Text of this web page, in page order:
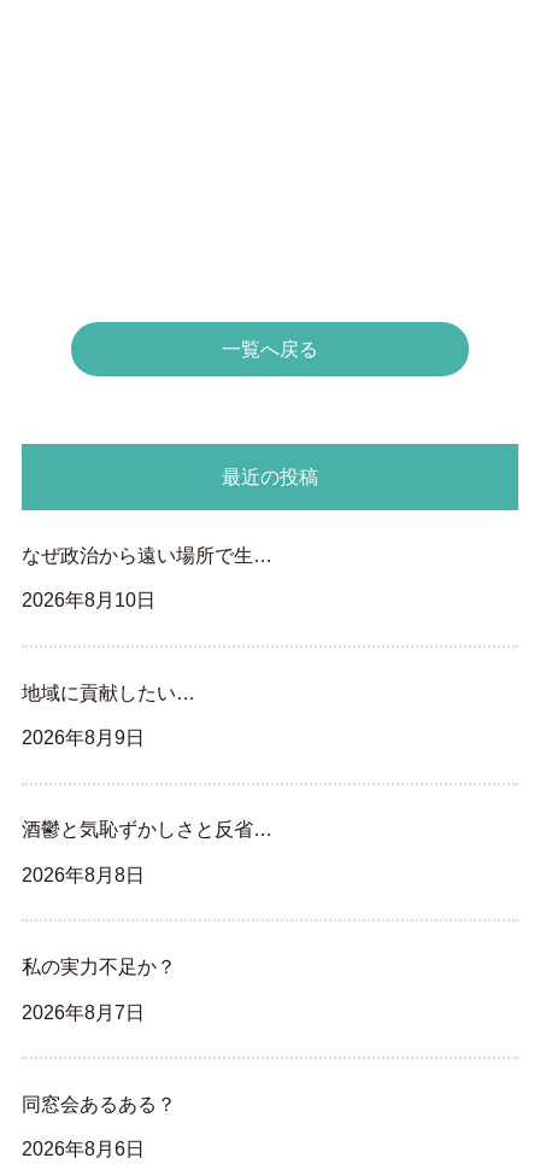
一覧へ戻る
最近の投稿
なぜ政治から遠い場所で生…
2026年8月10日
地域に貢献したい…
2026年8月9日
酒鬱と気恥ずかしさと反省…
2026年8月8日
私の実力不足か？
2026年8月7日
同窓会あるある？
2026年8月6日